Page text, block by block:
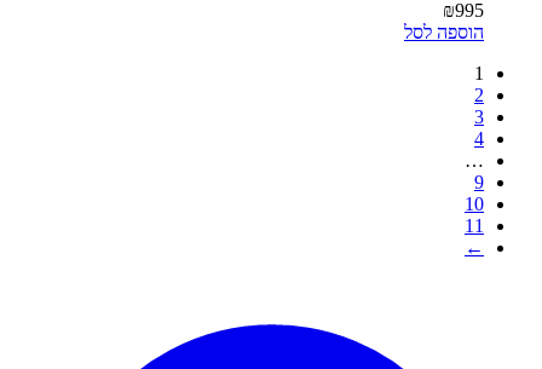
₪995
הוספה לסל
1
2
3
4
…
9
10
11
←